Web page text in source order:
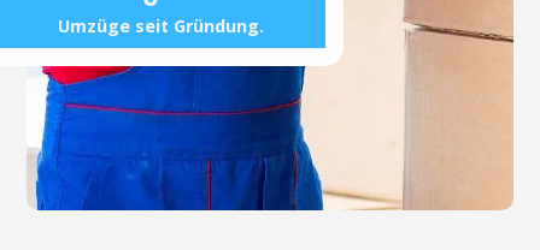
Umzüge seit Gründung.